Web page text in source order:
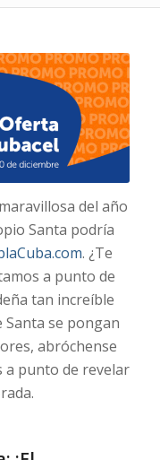
del año
Santa podría
. ¿Te
a punto de
tan increíble
Santa se pongan
abróchense
a punto de revelar